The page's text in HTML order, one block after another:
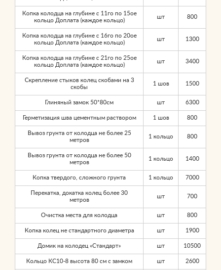
Копка колодца на глубине с 11го по 15ое
кольцо Доплата (каждое кольцо)
шт 800
Копка колодца на глубине с 16го по 20ое
кольцо Доплата (каждое кольцо)
шт 1300
Копка колодца на глубине с 21го по 25ое
кольцо Доплата (каждое кольцо)
шт 3400
Скрепление стыков колец скобами на 3
скобы
1 шов 1500
Глиняный замок 50*80см шт 6300
Герметизация шва цементным раствором 1 шов 800
Вывоз грунта от колодца не более 25
метров
1 кольцо 800
Вывоз грунта от колодца не более 50
метров
1 кольцо 1400
Копка твердого, сложного грунта 1 кольцо 7000
Перекатка, докатка колец более 30
метров
шт 700
Очистка места для колодца шт 800
Копка колец не стандартного диаметра шт 1900
Домик на колодец «Стандарт» шт 10500
Кольцо КС10-8 высота 80 см с замком шт 2600